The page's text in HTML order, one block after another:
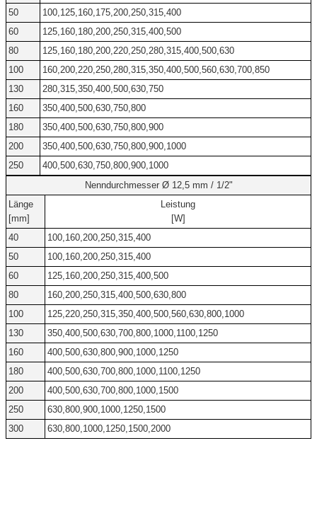
50
100,125,160,175,200,250,315,400
60
125,160,180,200,250,315,400,500
80
125,160,180,200,220,250,280,315,400,500,630
100
160,200,220,250,280,315,350,400,500,560,630,700,850
130
280,315,350,400,500,630,750
160
350,400,500,630,750,800
180
350,400,500,630,750,800,900
200
350,400,500,630,750,800,900,1000
250
400,500,630,750,800,900,1000
Nenndurchmesser Ø 12,5 mm / 1/2"
Länge
[mm]
Leistung
[W]
40
100,160,200,250,315,400
50
100,160,200,250,315,400
60
125,160,200,250,315,400,500
80
160,200,250,315,400,500,630,800
100
125,220,250,315,350,400,500,560,630,800,1000
130
350,400,500,630,700,800,1000,1100,1250
160
400,500,630,800,900,1000,1250
180
400,500,630,700,800,1000,1100,1250
200
400,500,630,700,800,1000,1500
250
630,800,900,1000,1250,1500
300
630,800,1000,1250,1500,2000